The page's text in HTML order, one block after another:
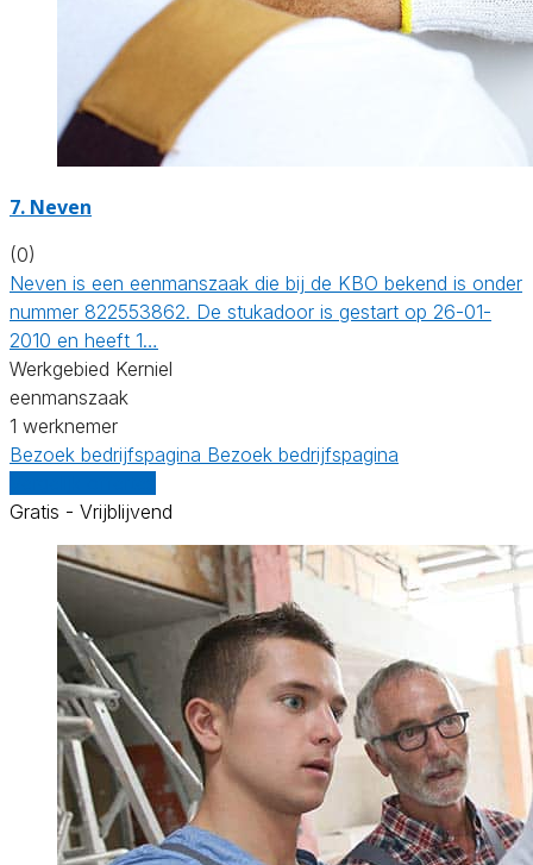
7. Neven
(0)
Neven is een eenmanszaak die bij de KBO bekend is onder
nummer 822553862. De stukadoor is gestart op 26-01-
2010 en heeft 1…
Werkgebied Kerniel
eenmanszaak
1 werknemer
Bezoek bedrijfspagina Bezoek bedrijfspagina
Gratis - Vrijblijvend